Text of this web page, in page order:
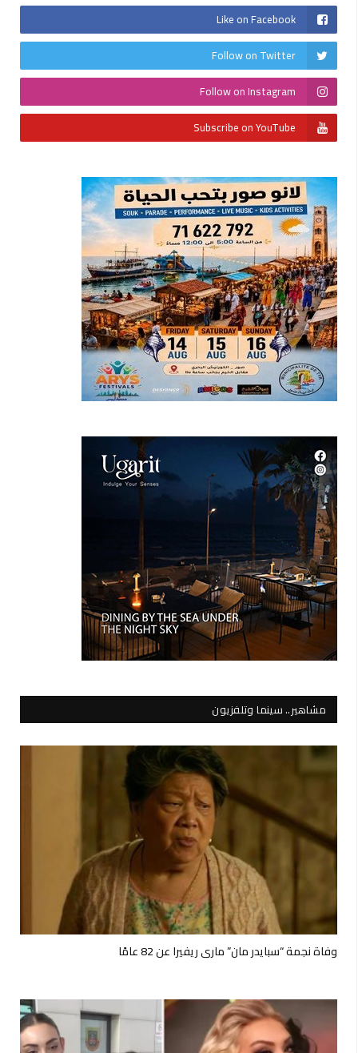
Like on Facebook
Follow on Twitter
Follow on Instagram
Subscribe on YouTube
مشاهير.. سينما وتلفزيون
وفاة نجمة “سبايدر مان” ماري ريفيرا عن 82 عامًا